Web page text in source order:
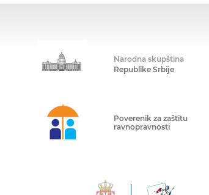
Narodna skupština
Republike Srbije
Poverenik za zaštitu
ravnopravnosti